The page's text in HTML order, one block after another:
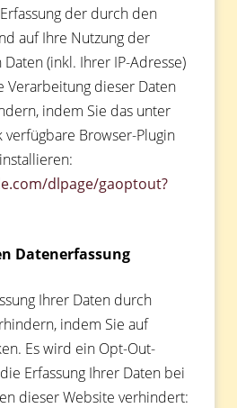
der durch den
auf Ihre Nutzung der
(inkl. Ihrer IP-Adresse)
Verarbeitung dieser Daten
indem Sie das unter
Browser-Plugin
dlpage/gaoptout?
Datenerfassung
Ihrer Daten durch
indem Sie auf
Es wird ein Opt-Out-
Erfassung Ihrer Daten bei
dieser Website verhindert: